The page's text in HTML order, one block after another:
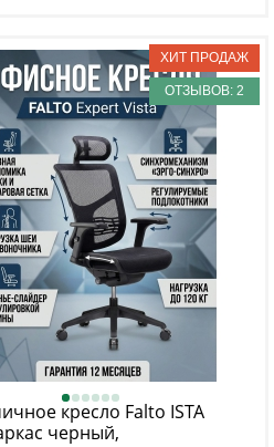
качания: мультиблок
по высоте: есть
обивки: сетка, ткань
: да
БЕСПЛАТНО, 1 день
ОТЗЫВОВ: 2
кресло Falto ISTA
черный,